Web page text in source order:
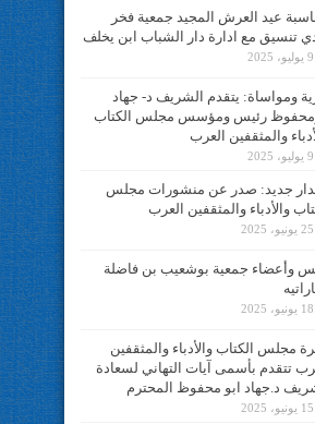
عيد العرش المجيد جمعية فخر
تنسيق مع ادارة دار الشباب ابن يخلف
9 يوليو، 2025
ومواساة: يتقدم الشريف د- جهاد
رئيس ومؤسس مجلس الكتاب
والمثقفين العرب
9 يوليو، 2025
جديد: صدر عن منشورات مجلس
والأدباء والمثقفين العرب
25 يونيو، 2025
وأعضاء جمعية بوشعيب بن فاضلة
18 يونيو، 2025
مجلس الكتاب والأدباء والمثقفين
تتقدم بأسمى آيات التهاني لسعادة
د.جهاد ابو محفوظ المحترم
15 يونيو، 2025